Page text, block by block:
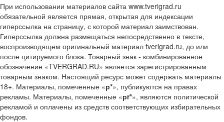
При использовании материалов сайта www.tverigrad.ru
обязательной является прямая, открытая для индексации
гиперссылка на страницу, с которой материал заимствован.
Гиперссылка должна размещаться непосредственно в тексте,
воспроизводящем оригинальный материал tverigrad.ru, до или
после цитируемого блока. Товарный знак - комбинированное
обозначение «TVERGRAD.RU» является зарегистрированным
товарным знаком. Настоящий ресурс может содержать материалы
18+. Материалы, помеченные «р*», публикуются на правах
рекламы. Материалы, помеченные «рr*», являются политической
рекламой и оплачены из средств соответствующих избирательных
фондов.